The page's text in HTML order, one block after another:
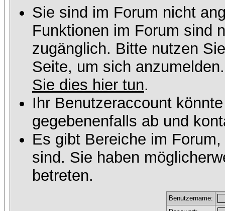
Sie sind im Forum nicht
Funktionen im Forum sind
zugänglich. Bitte nutzen
Seite, um sich
Sie dies hier tun.
Ihr Benutzeraccount
gegebenenfalls ab und
Es gibt Bereiche im
sind. Sie haben
betreten.
Benutzername: